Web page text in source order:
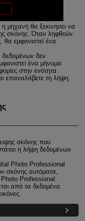
μηχανή θα ξεκινήσει να
σκόνης. Όταν ληφθούν
θα εμφανιστεί ένα
δεν
ένα μήνυμα
στην ενότητα
επαναλάβετε τη λήψη.
σκόνης που
η λήψη δεδομένων
Photo Professional
σκόνης αυτόματα,
Photo Professional.
από τα δεδομένα